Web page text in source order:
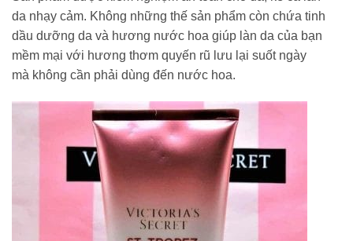
da nhạy cảm. Không những thế sản phẩm còn chứa tinh
dầu dưỡng da và hương nước hoa giúp làn da của bạn
mềm mại với hương thơm quyến rũ lưu lại suốt ngày
mà không cần phải dùng đến nước hoa.